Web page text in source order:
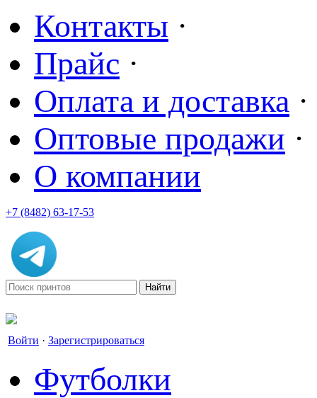
Контакты ·
Прайс ·
Оплата и доставка ·
Оптовые продажи ·
О компании
+7 (8482) 63-17-53
Войти · Зарегистрироваться
Футболки